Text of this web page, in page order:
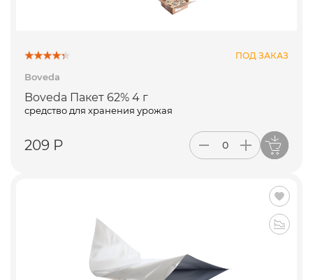
ПОД ЗАКАЗ
Boveda
Boveda Пакет 62% 4 г
средство для хранения урожая
209 Р